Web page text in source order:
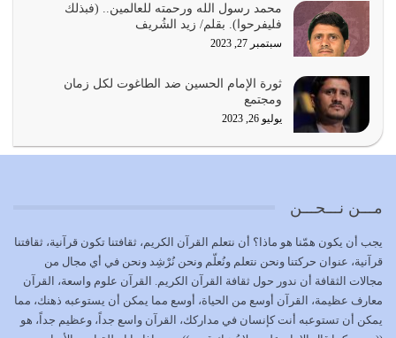
بحبل الله جميعاً وليس كل…
يوليو 22, 2026
يشاء ويذل من يشاء
يوليو 21, 2026
{إِنَّ الدِّينَ عِنْدَ اللَّهِ الْإسْلامُ} الدين الذي شرعه الله للناس في
تتحقق الحقوق للجميع
يوليو 18, 2026
بعض صفات المتقين {الصَّابِرِينَ وَالصَّادِقِينَ وَالْقَانِتِينَ
وَالْمُنْفِقِينَ…
محمد رسول الله ورحمته للعالمين.. (فبذلك
فليفرحوا). بقلم/ زيد الشُريف
سبتمبر 27, 2023
ثورة الإمام الحسين ضد الطاغوت لكل زمان
ومجتمع
يوليو 26, 2023
مـــن نـــحـــن
يجب أن يكون همّنا هو ماذا؟ أن نتعلم القرآن الكريم، ثقافتنا تكون قرآنية، ثقافتنا
قرآنية، عنوان حركتنا ونحن نتعلم ونُعلّم ونحن نُرْشِد ونحن في أي مجال من
مجالات الثقافة أن ندور حول ثقافة القرآن الكريم. القرآن علوم واسعة، القرآن
معارف عظيمة، القرآن أوسع من الحياة، أوسع مما يمكن أن يستوعبه ذهنك، مما
يمكن أن تستوعبه أنت كإنسان في مداركك، القرآن واسع جداً، وعظيم جداً، هو